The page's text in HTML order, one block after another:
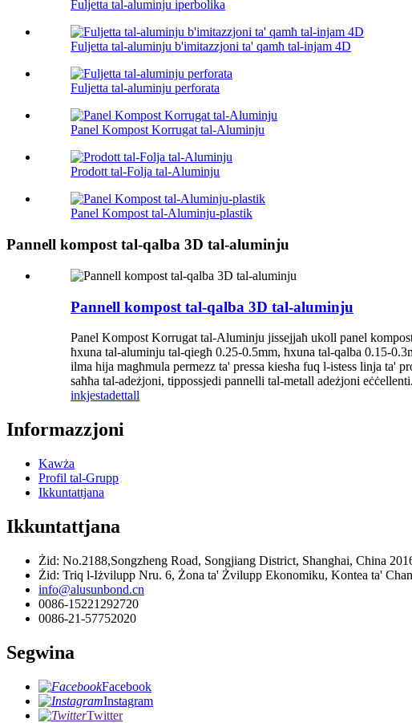
Fuljetta tal-aluminju iperbolika
Fuljetta tal-aluminju b'imitazzjoni ta' qamħ tal-injam 4D
Fuljetta tal-aluminju perforata
Panel Kompost Korrugat tal-Aluminju
Prodott tal-Folja tal-Aluminju
Panel Kompost tal-Aluminju-plastik
Pannell kompost tal-qalba 3D tal-aluminju
Pannell kompost tal-qalba 3D tal-aluminju
Panel Kompost Korrugat tal-Aluminju jissejjaħ ukoll panel
ħxuna tal-aluminju tal-qiegħ 0.25-0.5mm, ħxuna tal-qalba 0.15-
ilma hija magħmula permezz ta' pressa kiesħa fuq l-istess linja
saħħa tal-adeżjoni, tippossjedi pannelli tal-metall adeżjoni
inkjestadettall
Informazzjoni
Kawża
Profil tal-Grupp
Ikkuntattjana
Ikkuntattjana
Żid: No.2188,Songzheng Road, Songjiang District, Shanghai, China
Żid: Triq l-Iżvilupp Nru. 6, Żona ta' Żvilupp Ekonomiku, Kontea ta'
info@alusunbond.cn
0086-15221292720
0086-21-57752020
Segwina
Facebook
Instagram
Twitter